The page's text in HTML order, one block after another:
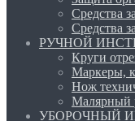
Средства
Средства
РУЧНОЙ
Круги
Маркеры,
Нож
Малярный
УБОРОЧНЫЙ